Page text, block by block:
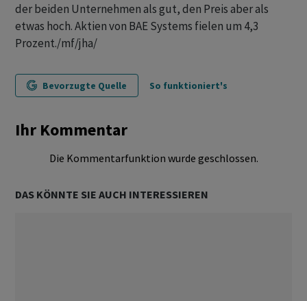
der beiden Unternehmen als gut, den Preis aber als
etwas hoch. Aktien von BAE Systems fielen um 4,3
Prozent./mf/jha/
Bevorzugte Quelle So funktioniert's
Ihr Kommentar
Die Kommentarfunktion wurde geschlossen.
DAS KÖNNTE SIE AUCH INTERESSIEREN